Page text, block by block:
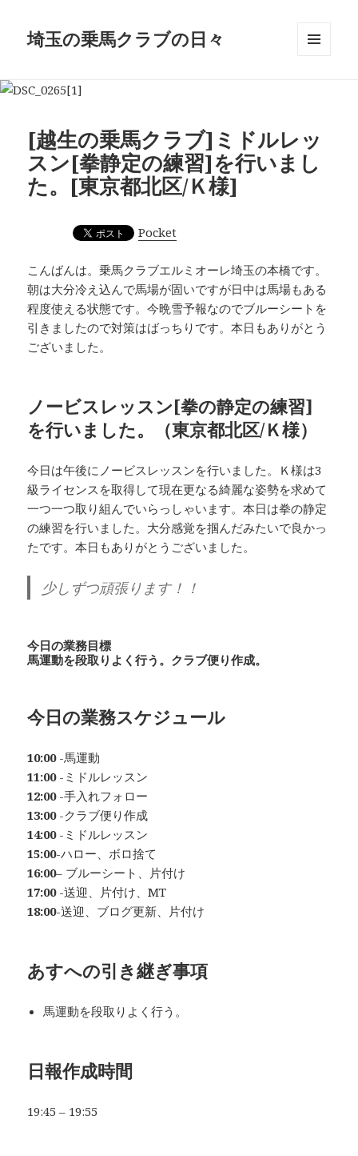
埼玉の乗馬クラブの日々
[越生の乗馬クラブ]ミドルレッ
スン[拳静定の練習]を行いまし
た。[東京都北区/Ｋ様]
Pocket
こんばんは。乗馬クラブエルミオーレ埼玉の本橋です。
朝は大分冷え込んで馬場が固いですが日中は馬場もある
程度使える状態です。今晩雪予報なのでブルーシートを
引きましたので対策はばっちりです。本日もありがとう
ございました。
ノービスレッスン[拳の静定の練習]
を行いました。（東京都北区/Ｋ様）
今日は午後にノービスレッスンを行いました。Ｋ様は3
級ライセンスを取得して現在更なる綺麗な姿勢を求めて
一つ一つ取り組んでいらっしゃいます。本日は拳の静定
の練習を行いました。大分感覚を掴んだみたいで良かっ
たです。本日もありがとうございました。
少しずつ頑張ります！！
今日の業務目標
馬運動を段取りよく行う。クラブ便り作成。
今日の業務スケジュール
10:00-馬運動
11:00-ミドルレッスン
12:00-手入れフォロー
13:00-クラブ便り作成
14:00-ミドルレッスン
15:00-ハロー、ボロ捨て
16:00– ブルーシート、片付け
17:00-送迎、片付け、MT
18:00-送迎、ブログ更新、片付け
あすへの引き継ぎ事項
馬運動を段取りよく行う。
日報作成時間
19:45 – 19:55